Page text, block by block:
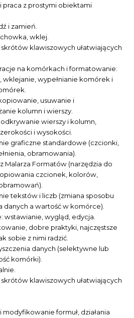
praca z prostymi obiektami
i zamień.
wklej.
klawiszowych ułatwiających
na komórkach i formatowanie:
wklejanie, wypełnianie komórek i
usuwanie i
kolumn i wierszy.
wierszy i kolumn,
i wysokości.
graficzne standardowe (czcionki,
obramowania).
Malarza Formatów (narzędzia do
czcionek, kolorów,
tekstów i liczb (zmiana sposobu
danych a wartość w komórce).
wstawianie, wygląd, edycja.
dobre praktyki, najczęstsze
sobie z nimi radzić.
danych (selektywne lub
komórki).
klawiszowych ułatwiających
modyfikowanie formuł, działania